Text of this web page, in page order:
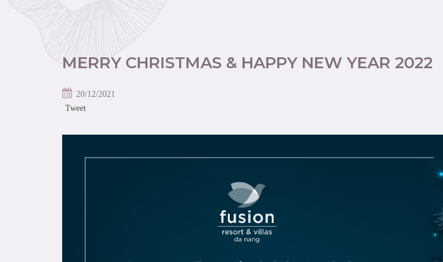
MERRY CHRISTMAS & HAPPY NEW YEAR 2022
20/12/2021
Tweet